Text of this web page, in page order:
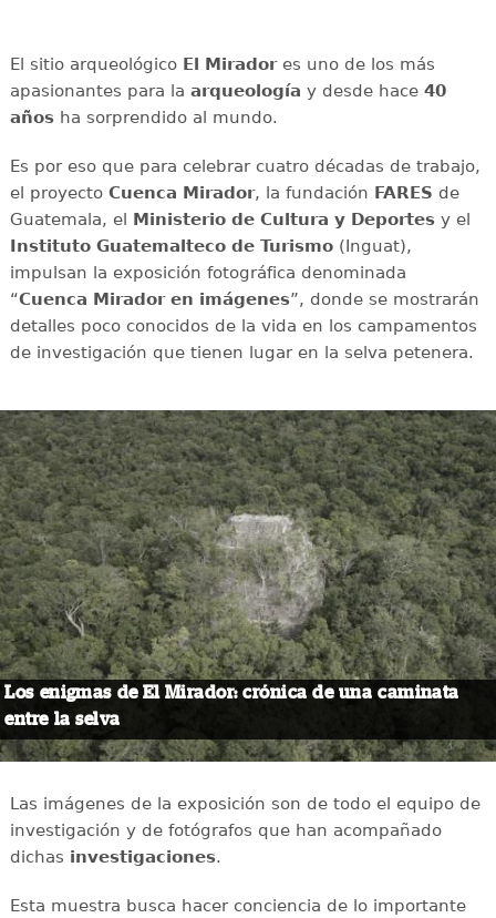
El sitio arqueológico El Miradores uno de los más
apasionantes para la arqueología y desde hace 40
añosha sorprendido al mundo.
Es por eso que para celebrar cuatro décadas de trabajo,
el proyecto Cuenca Mirador, la fundación FARES de
Guatemala, el Ministerio de Cultura y Deportesy el
Instituto Guatemalteco de Turismo(Inguat),
impulsan la exposición fotográfica denominada
“Cuenca Mirador en imágenes”, donde se mostrarán
detalles poco conocidos de la vida en los campamentos
de investigación que tienen lugar en la selva petenera.
Los enigmas de El Mirador: crónica de una caminata
entre la selva
Las imágenes de la exposición son de todo el equipo de
investigación y de fotógrafos que han acompañado
dichas investigaciones.
Esta muestra busca hacer conciencia de lo importante